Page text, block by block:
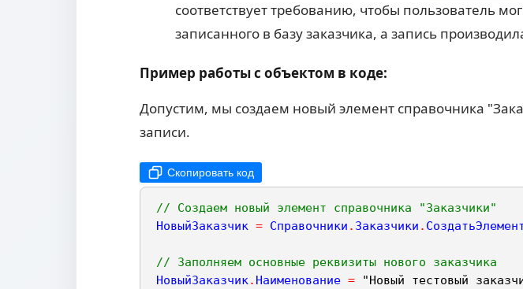
соответствует требованию, чтобы пользователь
записанного в базу заказчика, а запись
Пример работы с объектом в коде:
Допустим, мы создаем новый элемент справочника
записи.
Скопировать код
// Создаем новый элемент справочника "Заказчики"
НовыйЗаказчик = Справочники . Заказчики .
// Заполняем основные реквизиты нового заказчика
НовыйЗаказчик. Наименование = "Новый тестовый